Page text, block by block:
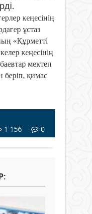
кеңесінің
ұстаз
«Құрметті
кеңесінің
мектеп
беріп, қимас
1 156 0